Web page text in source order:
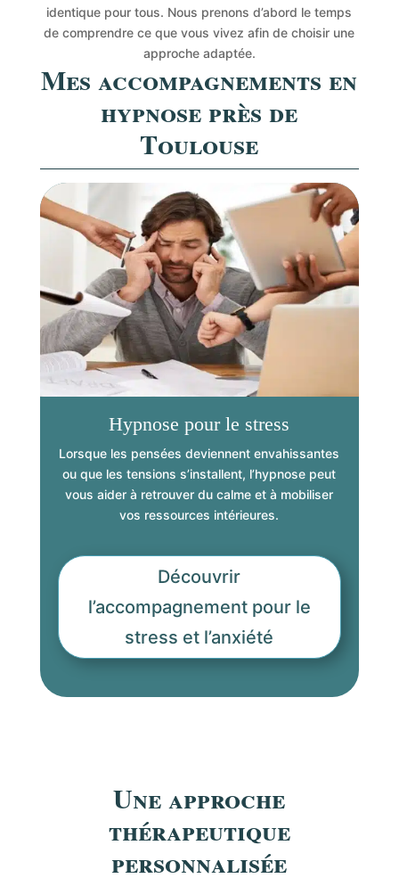
identique pour tous. Nous prenons d’abord le temps
de comprendre ce que vous vivez afin de choisir une
approche adaptée.
Mes accompagnements en
hypnose près de
Toulouse
Hypnose pour le stress
Lorsque les pensées deviennent envahissantes
ou que les tensions s’installent, l’hypnose peut
vous aider à retrouver du calme et à mobiliser
vos ressources intérieures.
Découvrir
l’accompagnement pour le
stress et l’anxiété
Une approche
thérapeutique
personnalisée